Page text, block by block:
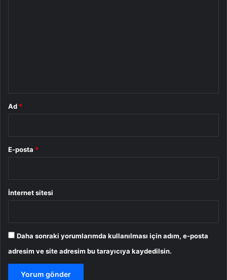
Ad *
E-posta *
İnternet sitesi
Daha sonraki yorumlarımda kullanılması için adım, e-posta
adresim ve site adresim bu tarayıcıya kaydedilsin.